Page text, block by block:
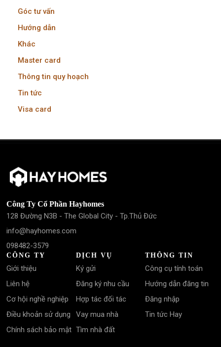
Góc tư vấn
Hướng dẫn
Khác
Master card
Thông tin quy hoạch
Tin tức
Visa card
Công Ty Cổ Phần Hayhomes
128 Đường N3B - The Global City - Tp.Thủ Đức
info@hayhomes.com
098482-3579
CÔNG TY
Giới thiệu
Liên hệ
Cơ hội nghề nghiệp
Điều khoản sử dụng
Chính sách bảo mật
DỊCH VỤ
Ký gửi
Đăng ký nhu cầu
Hợp tác đối tác
Vay mua nhà
Tìm nhà đất
THÔNG TIN
Công cụ tính toán
Hướng dẫn đăng tin
Đăng nhập
Tin tức Hay